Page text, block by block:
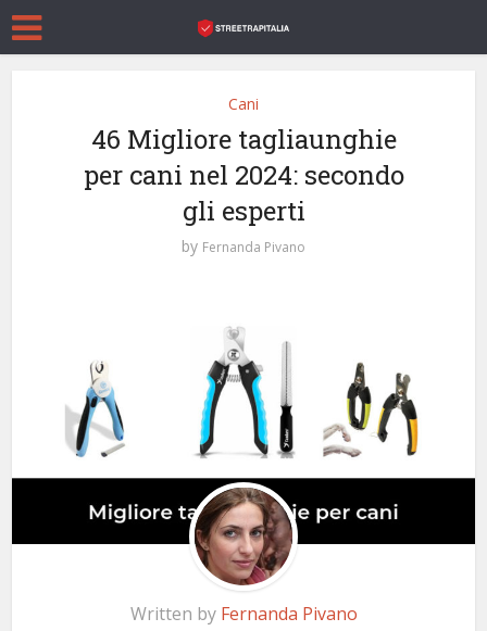
Cani
46 Migliore tagliaunghie
per cani nel 2024: secondo
gli esperti
by Fernanda Pivano
Written by Fernanda Pivano